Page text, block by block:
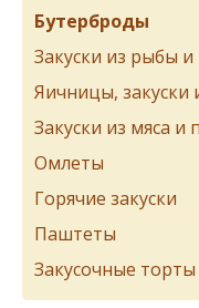
Бутерброды
Закуски из рыбы
Яичницы, закуски
Закуски из мяса и
Омлеты
Горячие закуски
Паштеты
Закусочные торты